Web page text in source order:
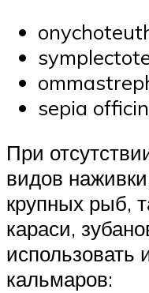
sepia
При
видов
крупных рыб,
караси,
использовать
кальмаров: